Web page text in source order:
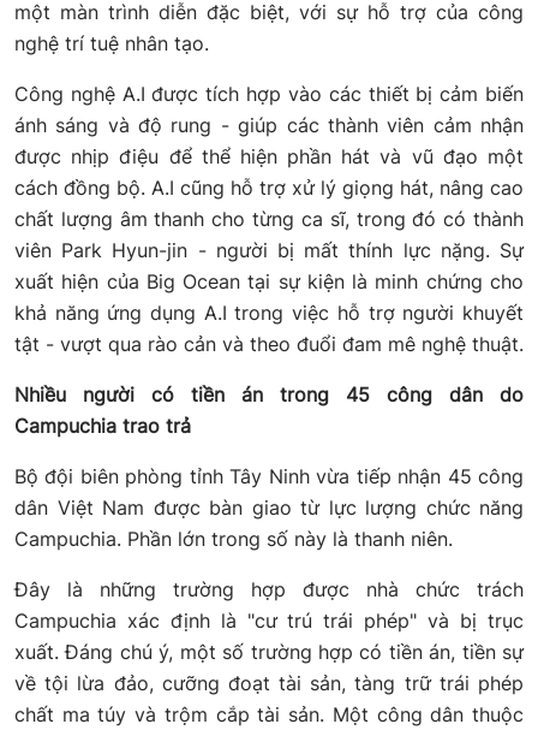
một màn trình diễn đặc biệt, với sự hỗ trợ của công
nghệ trí tuệ nhân tạo.
Công nghệ A.I được tích hợp vào các thiết bị cảm biến
ánh sáng và độ rung - giúp các thành viên cảm nhận
được nhịp điệu để thể hiện phần hát và vũ đạo một
cách đồng bộ. A.I cũng hỗ trợ xử lý giọng hát, nâng cao
chất lượng âm thanh cho từng ca sĩ, trong đó có thành
viên Park Hyun-jin - người bị mất thính lực nặng. Sự
xuất hiện của Big Ocean tại sự kiện là minh chứng cho
khả năng ứng dụng A.I trong việc hỗ trợ người khuyết
tật - vượt qua rào cản và theo đuổi đam mê nghệ thuật.
Nhiều người có tiền án trong 45 công dân do
Campuchia trao trả
Bộ đội biên phòng tỉnh Tây Ninh vừa tiếp nhận 45 công
dân Việt Nam được bàn giao từ lực lượng chức năng
Campuchia. Phần lớn trong số này là thanh niên.
Đây là những trường hợp được nhà chức trách
Campuchia xác định là "cư trú trái phép" và bị trục
xuất. Đáng chú ý, một số trường hợp có tiền án, tiền sự
về tội lừa đảo, cưỡng đoạt tài sản, tàng trữ trái phép
chất ma túy và trộm cắp tài sản. Một công dân thuộc